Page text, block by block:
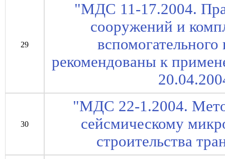
29
"МДС 11-17.2004.
сооружений и
рекомендованы к
30
"МДС 22-1.2004.
сейсмическому
строительства